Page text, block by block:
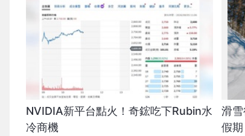
NVIDIA新平台點火！奇鋐吃下Rubin水
冷商機
滑
假